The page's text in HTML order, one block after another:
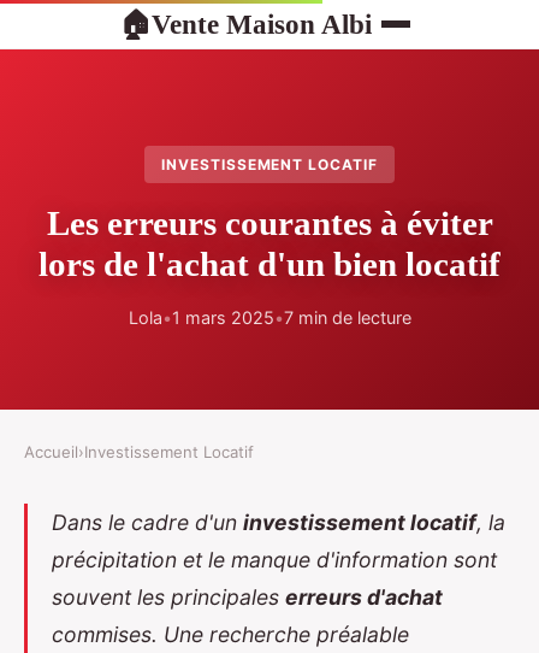
🏠Vente Maison Albi
INVESTISSEMENT LOCATIF
Les erreurs courantes à éviter
lors de l'achat d'un bien locatif
Lola•1 mars 2025•7 min de lecture
Accueil›Investissement Locatif
Dans le cadre d'un investissement locatif, la
précipitation et le manque d'information sont
souvent les principales erreurs d'achat
commises. Une recherche préalable